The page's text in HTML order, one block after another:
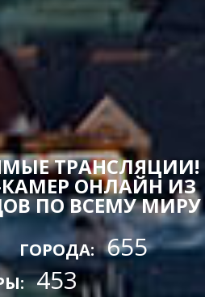
ТРАНСЛЯЦИИ!
КАМЕР ОНЛАЙН ИЗ
ПО ВСЕМУ МИРУ
ГОРОДА: 655
453